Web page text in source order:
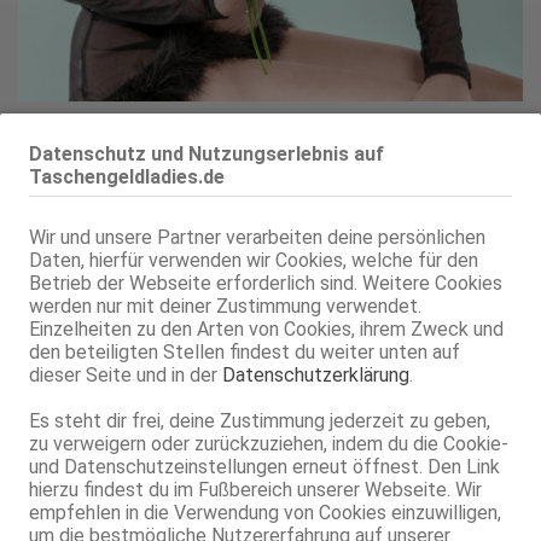
Datenschutz und Nutzungserlebnis auf
Taschengeldladies.de
Wir und unsere Partner verarbeiten deine persönlichen
Daten, hierfür verwenden wir Cookies, welche für den
Betrieb der Webseite erforderlich sind. Weitere Cookies
werden nur mit deiner Zustimmung verwendet.
Einzelheiten zu den Arten von Cookies, ihrem Zweck und
den beteiligten Stellen findest du weiter unten auf
dieser Seite und in der Datenschutzerklärung.
Es steht dir frei, deine Zustimmung jederzeit zu geben,
zu verweigern oder zurückzuziehen, indem du die Cookie-
und Datenschutzeinstellungen erneut öffnest. Den Link
hierzu findest du im Fußbereich unserer Webseite. Wir
empfehlen in die Verwendung von Cookies einzuwilligen,
um die bestmögliche Nutzererfahrung auf unserer
ORIGINALBILDER
Keine Angaben
0900 7 071421126*
*2,49€/Min.
Cindy hier, gerade 22 geworden und bereit, ihre Spuren
zu hinterlassen. Ihre Art ist direkt, manchmal vielleicht
etwas ruppig, aber sie ist einfach so, wie sie ist –